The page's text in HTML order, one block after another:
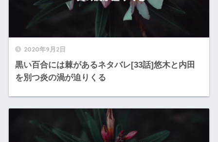
2020年9月2日
黒い百合には棘があるネタバレ[33話]悠木と内田
を別つ炎の渦が迫りくる